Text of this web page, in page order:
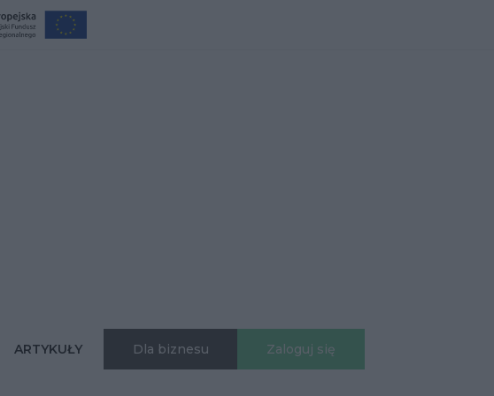
ARTYKUŁY Dla biznesu Zaloguj się